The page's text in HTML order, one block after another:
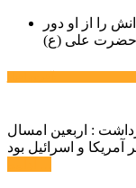
را از او دور
حضرت علی (ع)
: اربعین امسال